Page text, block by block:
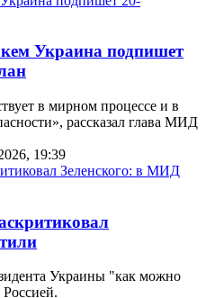
Украина подпишет
в мирном процессе и в
рассказал глава МИД
19:39
Украины "как можно
Россией.